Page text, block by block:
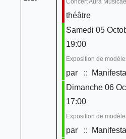
Concert Aura Musicae
théâtre
Samedi 05
19:00
Exposition de
par
::
Dimanche 06
17:00
Exposition de
par
::